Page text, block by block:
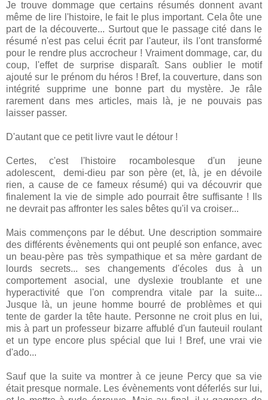
Je trouve dommage que certains résumés donnent avant
même de lire l'histoire, le fait le plus important. Cela ôte une
part de la découverte... Surtout que le passage cité dans le
résumé n'est pas celui écrit par l'auteur, ils l'ont transformé
pour le rendre plus accrocheur ! Vraiment dommage, car, du
coup, l'effet de surprise disparaît. Sans oublier le motif
ajouté sur le prénom du héros ! Bref, la couverture, dans son
intégrité supprime une bonne part du mystère. Je râle
rarement dans mes articles, mais là, je ne pouvais pas
laisser passer.
D'autant que ce petit livre vaut le détour !
Certes, c'est l'histoire rocambolesque d'un jeune
adolescent, demi-dieu par son père (et, là, je en dévoile
rien, a cause de ce fameux résumé) qui va découvrir que
finalement la vie de simple ado pourrait être suffisante ! Ils
ne devrait pas affronter les sales bêtes qu'il va croiser...
Mais commençons par le début. Une description sommaire
des différents évènements qui ont peuplé son enfance, avec
un beau-père pas très sympathique et sa mère gardant de
lourds secrets... ses changements d'écoles dus à un
comportement asocial, une dyslexie troublante et une
hyperactivité que l'on comprendra vitale par la suite...
Jusque là, un jeune homme bourré de problèmes et qui
tente de garder la tête haute. Personne ne croit plus en lui,
mis à part un professeur bizarre affublé d'un fauteuil roulant
et un type encore plus spécial que lui ! Bref, une vrai vie
d'ado...
Sauf que la suite va montrer à ce jeune Percy que sa vie
était presque normale. Les évènements vont déferlés sur lui,